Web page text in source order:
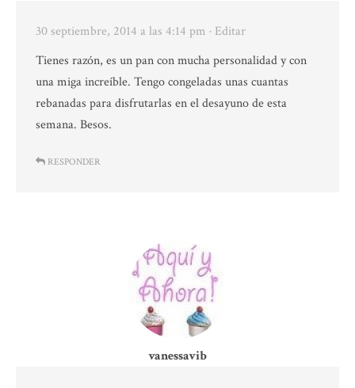
30 septiembre, 2014 a las 4:14 pm · Editar
Tienes razón, es un pan con mucha personalidad y con
una miga increíble. Tengo congeladas unas cuantas
rebanadas para disfrutarlas en el desayuno de esta
semana. Besos.
RESPONDER
vanessavib